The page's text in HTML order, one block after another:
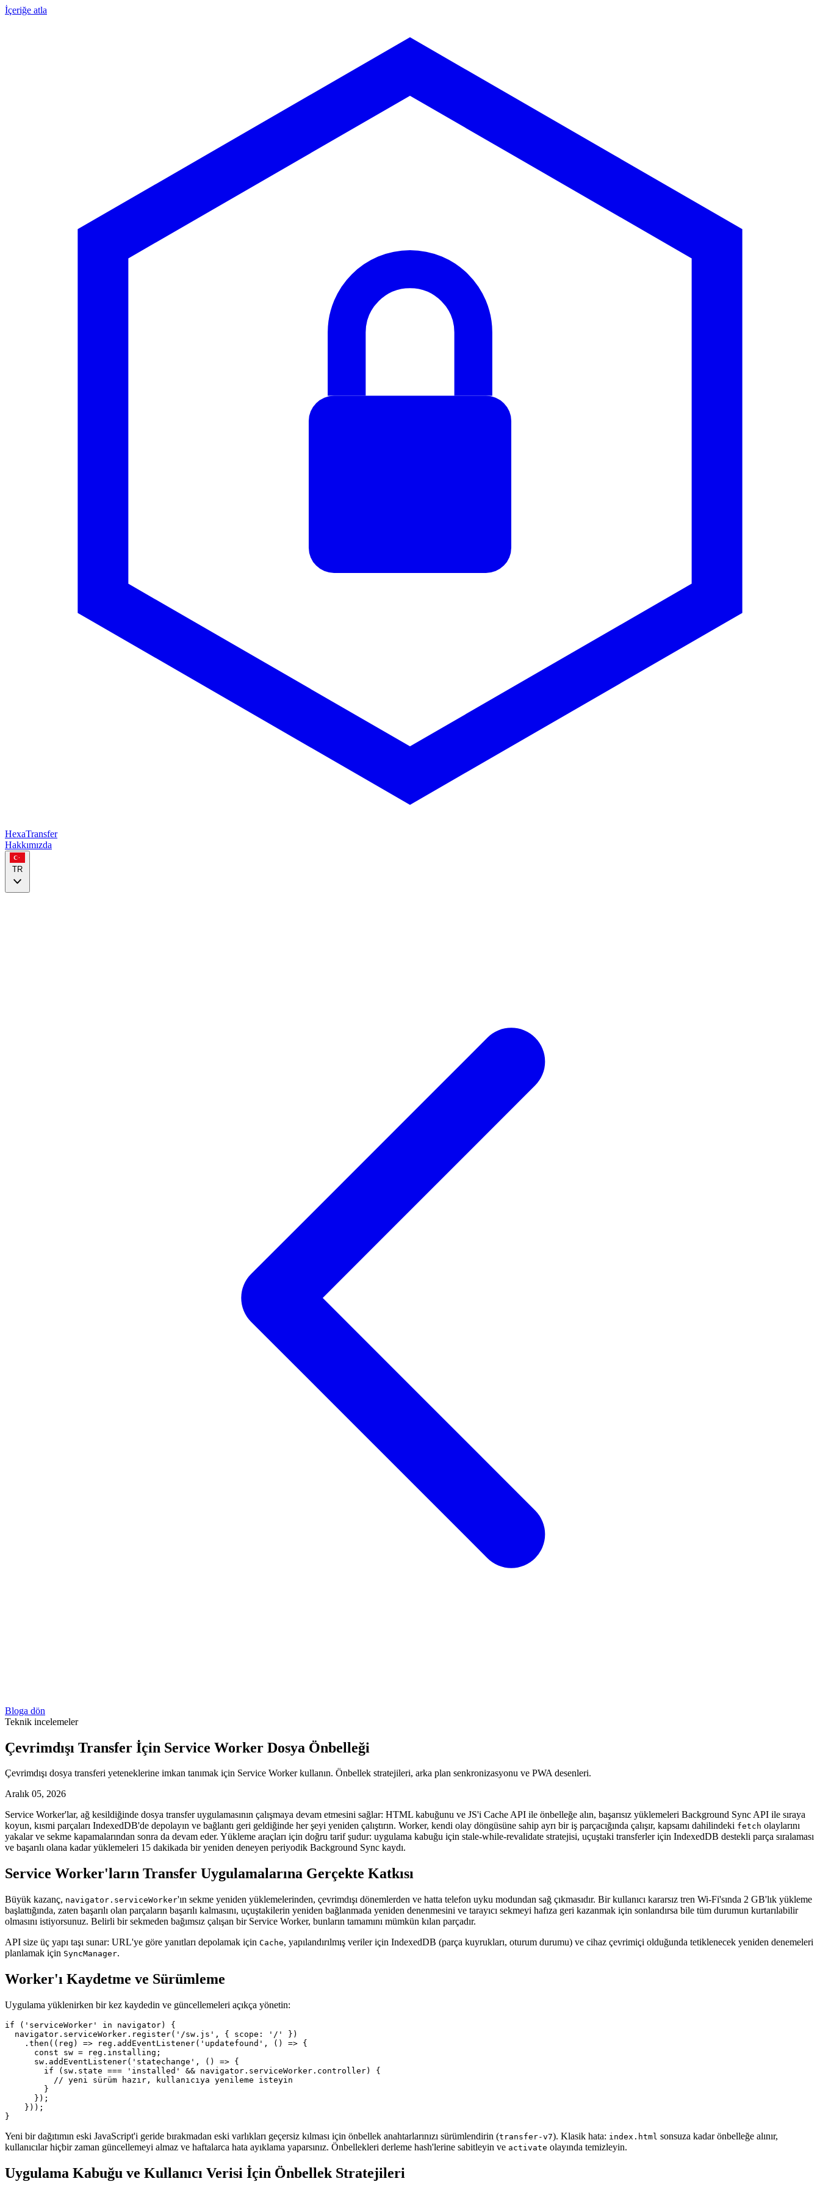
İçeriğe atla
HexaTransfer
Hakkımızda
TR
Bloga dön
Teknik incelemeler
Çevrimdışı Transfer İçin Service Worker Dosya Önbelleği
Çevrimdışı dosya transferi yeteneklerine imkan tanımak için Service Worker kullanın. Önbellek stratejileri, arka plan senkronizasyonu ve PWA desenleri.
Aralık 05, 2026
Service Worker'lar, ağ kesildiğinde dosya transfer uygulamasının çalışmaya devam etmesini sağlar: HTML kabuğunu ve JS'i Cache API ile önbelleğe alın, başarısız yüklemeleri Background Sync API ile sıraya
koyun, kısmi parçaları IndexedDB'de depolayın ve bağlantı geri geldiğinde her şeyi yeniden çalıştırın. Worker, kendi olay döngüsüne sahip ayrı bir iş parçacığında çalışır, kapsamı dahilindeki fetch olaylarını
yakalar ve sekme kapamalarından sonra da devam eder. Yükleme araçları için doğru tarif şudur: uygulama kabuğu için stale-while-revalidate stratejisi, uçuştaki transferler için IndexedDB destekli parça sıralaması
ve başarılı olana kadar yüklemeleri 15 dakikada bir yeniden deneyen periyodik Background Sync kaydı.
Service Worker'ların Transfer Uygulamalarına Gerçekte Katkısı
Büyük kazanç, navigator.serviceWorker'ın sekme yeniden yüklemelerinden, çevrimdışı dönemlerden ve hatta telefon uyku modundan sağ çıkmasıdır. Bir kullanıcı kararsız tren Wi-Fi'sında 2 GB'lık yükleme
başlattığında, zaten başarılı olan parçaların başarılı kalmasını, uçuştakilerin yeniden bağlanmada yeniden denenmesini ve tarayıcı sekmeyi hafıza geri kazanmak için sonlandırsa bile tüm durumun kurtarılabilir
olmasını istiyorsunuz. Belirli bir sekmeden bağımsız çalışan bir Service Worker, bunların tamamını mümkün kılan parçadır.
API size üç yapı taşı sunar: URL'ye göre yanıtları depolamak için Cache, yapılandırılmış veriler için IndexedDB (parça kuyrukları, oturum durumu) ve cihaz çevrimiçi olduğunda tetiklenecek yeniden denemeleri
planlamak için SyncManager.
Worker'ı Kaydetme ve Sürümleme
Uygulama yüklenirken bir kez kaydedin ve güncellemeleri açıkça yönetin:
if ('serviceWorker' in navigator) {
  navigator.serviceWorker.register('/sw.js', { scope: '/' })
    .then((reg) => reg.addEventListener('updatefound', () => {
      const sw = reg.installing;
      sw.addEventListener('statechange', () => {
        if (sw.state === 'installed' && navigator.serviceWorker.controller) {
          // yeni sürüm hazır, kullanıcıya yenileme isteyin
        }
      });
    }));
Yeni bir dağıtımın eski JavaScript'i geride bırakmadan eski varlıkları geçersiz kılması için önbellek anahtarlarınızı sürümlendirin (transfer-v7). Klasik hata: index.html sonsuza kadar önbelleğe alınır,
kullanıcılar hiçbir zaman güncellemeyi almaz ve haftalarca hata ayıklama yaparsınız. Önbellekleri derleme hash'lerine sabitleyin ve activate olayında temizleyin.
Uygulama Kabuğu ve Kullanıcı Verisi İçin Önbellek Stratejileri